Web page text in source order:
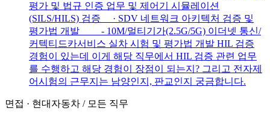
평가 및 법규 인증 업무 및 제어기 시뮬레이션
(SILS/HILS) 검증 · SDV 네트워크 아키텍처 검증 및
평가법 개발 - 10M/멀티기가(2.5G/5G) 이더넷 통신/
커텍티드카서비스 실차 시험 및 평가법 개발 HIL 검증
경험이 있는데 이게 해당 직무에서 HIL 검증 관련 업무
를 수행하고 해당 경험이 장점이 되는지? 그리고 전자제
어시험의 근무지는 남양인지, 판교인지 궁금합니다.
면접 · 현대자동차 / 모든 직무